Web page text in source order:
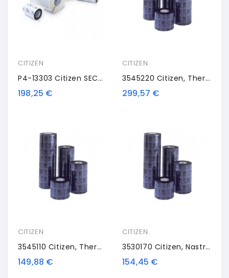
CITIZEN
P4-13303 Citizen SECURE PACK, Rotolo Etichette, Nastro Colorato, Resina, 50x30mm
198,25 €
CITIZEN
3545220 Citizen, Thermal Transfer Ribbon, Resin, 220mm, 4 Rolls/box
299,57 €
CITIZEN
3545110 Citizen, Thermal Transfer Ribbon, Resin, 110mm, 4 Rolls/box
149,88 €
CITIZEN
3530170 Citizen, Nastro Trasportatore Termico, Resina, 170 Mm
154,45 €